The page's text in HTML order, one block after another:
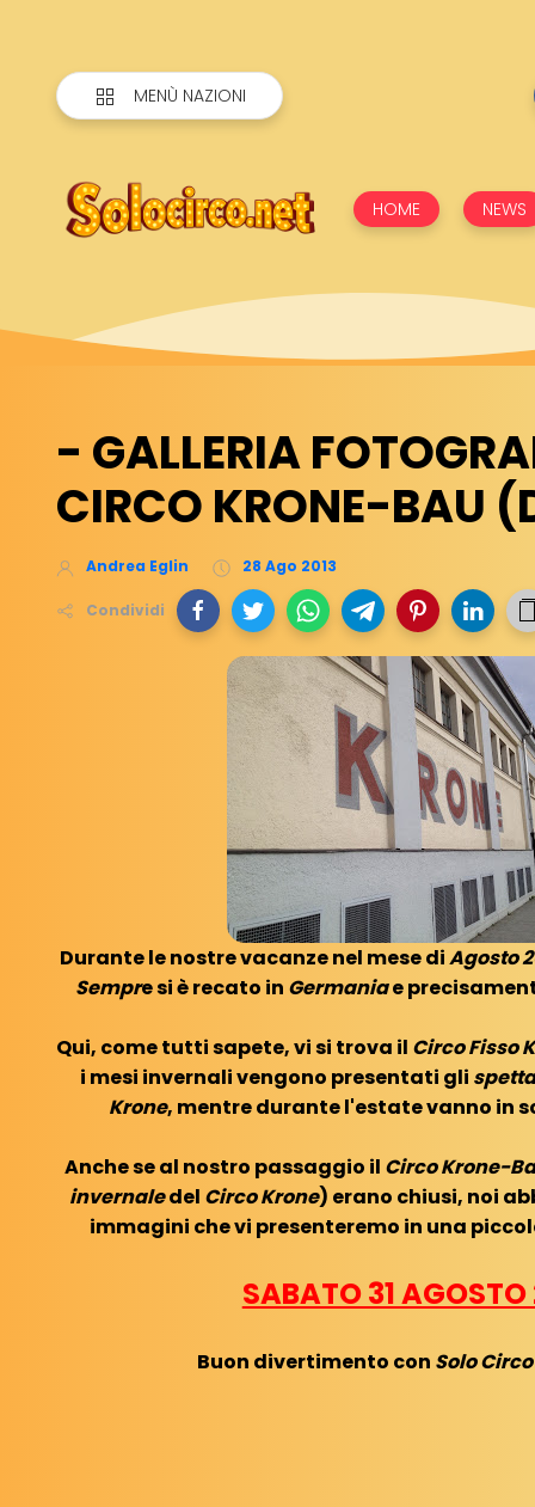
MENÙ NAZIONI
HOME NEWS
- GALLERIA
CIRCO KRONE-BAU
Andrea Eglin 28 Ago 2013
Condividi
Durante le nostre vacanze nel mese diAgosto
Sempre si è recato in Germaniae
Qui, come tutti sapete, vi si trova il Circo Fisso
i mesi invernali vengono presentati gli
Krone, mentre durante l'estate vanno in
Anche se al nostro passaggio il Circo Krone-
invernaledel Circo Krone) erano chiusi, noi
immagini che vi presenteremo in una
SABATO 31 AGOSTO
Buon divertimento con Solo